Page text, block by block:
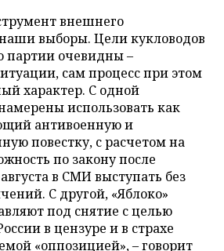
внешнего
выборы. Цели кукловодов
партии очевидны –
сам процесс при этом
характер. С одной
использовать как
антивоенную и
повестку, с расчетом на
по закону после
в СМИ выступать без
С другой, «Яблоко»
под снятие с целью
в цензуре и в страхе
«оппозицией», – говорит